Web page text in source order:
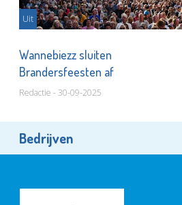
Uit
Wannebiezz sluiten
Brandersfeesten af
Redactie - 30-09-2025
Bedrijven